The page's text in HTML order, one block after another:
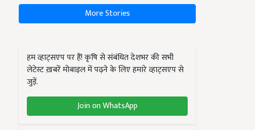
More Stories
हम व्हाट्सएप पर हैं! कृषि से संबंधित देशभर की सभी
लेटेस्ट ख़बरें मोबाइल में पढ़ने के लिए हमारे व्हाट्सएप से
जुड़ें.
Join on WhatsApp